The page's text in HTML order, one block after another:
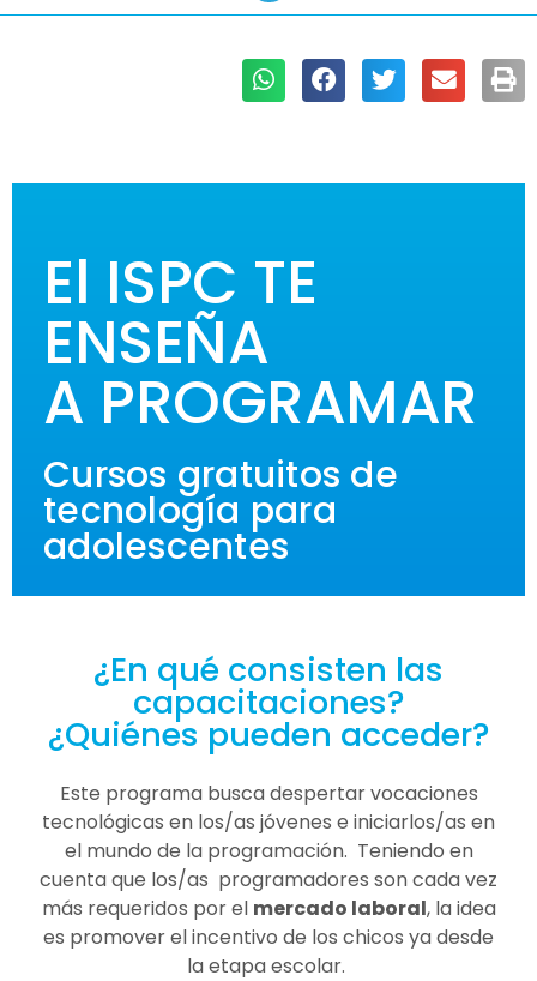
El ISPC TE
ENSEÑA
A PROGRAMAR
Cursos gratuitos de
tecnología para
adolescentes
¿En qué consisten las
capacitaciones?
¿Quiénes pueden acceder?
Este programa busca despertar vocaciones
tecnológicas en los/as jóvenes e iniciarlos/as en
el mundo de la programación. Teniendo en
cuenta que los/as programadores son cada vez
más requeridos por el mercado laboral, la idea
es promover el incentivo de los chicos ya desde
la etapa escolar.